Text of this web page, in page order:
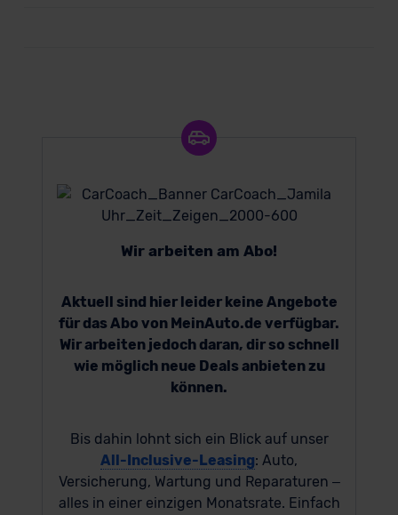
Wir arbeiten am Abo!
Aktuell sind hier leider keine Angebote
für das Abo von MeinAuto.de verfügbar.
Wir arbeiten jedoch daran, dir so schnell
wie möglich neue Deals anbieten zu
können.
Bis dahin lohnt sich ein Blick auf unser
All-Inclusive-Leasing: Auto,
Versicherung, Wartung und Reparaturen –
alles in einer einzigen Monatsrate. Einfach